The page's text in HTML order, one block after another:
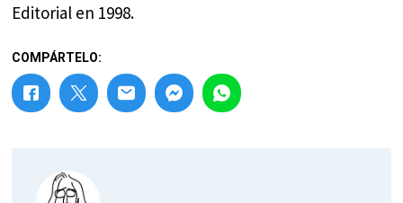
Editorial en 1998.
COMPÁRTELO: